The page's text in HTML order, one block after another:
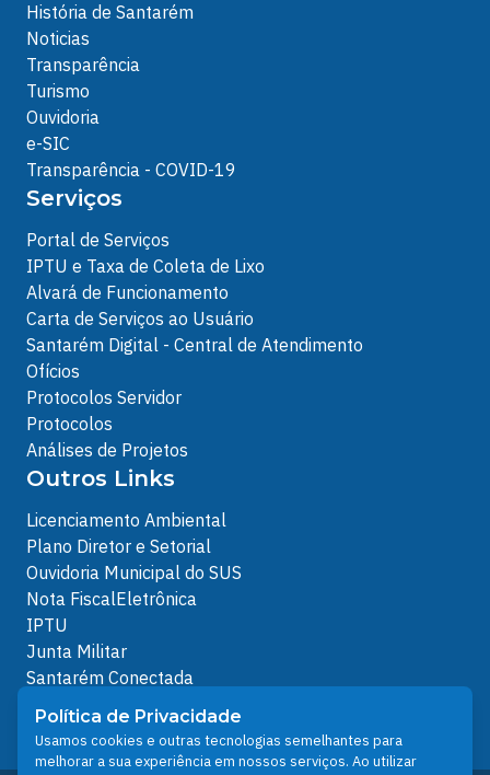
História de Santarém
Noticias
Transparência
Turismo
Ouvidoria
e-SIC
Transparência - COVID-19
Serviços
Portal de Serviços
IPTU e Taxa de Coleta de Lixo
Alvará de Funcionamento
Carta de Serviços ao Usuário
Santarém Digital - Central de Atendimento
Ofícios
Protocolos Servidor
Protocolos
Análises de Projetos
Outros Links
Licenciamento Ambiental
Plano Diretor e Setorial
Ouvidoria Municipal do SUS
Nota FiscalEletrônica
IPTU
Junta Militar
Santarém Conectada
Política de Privacidade
People illustrations by Storyset
Política de Privacidade
Usamos cookies e outras tecnologias semelhantes para
melhorar a sua experiência em nossos serviços. Ao utilizar